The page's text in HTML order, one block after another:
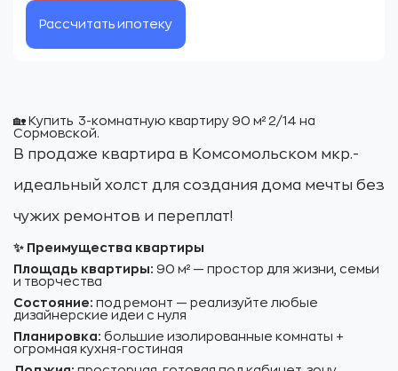
Рассчитать ипотеку
🏡 Купить 3-комнатную квартиру 90 м² 2/14 на
Сормовской.
В продаже квартира в Комсомольском мкр.-
идеальный холст для создания дома мечты без
чужих ремонтов и переплат!
✨ Преимущества квартиры
Площадь квартиры: 90 м² — простор для жизни, семьи
и творчества
Состояние: под ремонт — реализуйте любые
дизайнерские идеи с нуля
Планировка: большие изолированные комнаты +
огромная кухня-гостиная